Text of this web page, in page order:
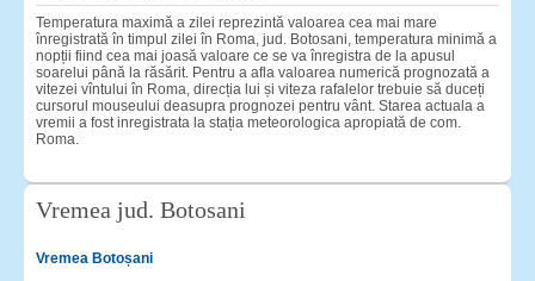
Temperatura maximă a zilei reprezintă valoarea cea mai mare
înregistrată în timpul zilei în Roma, jud. Botosani, temperatura minimă a
nopții fiind cea mai joasă valoare ce se va înregistra de la apusul
soarelui până la răsărit. Pentru a afla valoarea numerică prognozată a
vitezei vîntului în Roma, direcția lui și viteza rafalelor trebuie să duceți
cursorul mouseului deasupra prognozei pentru vânt. Starea actuala a
vremii a fost inregistrata la stația meteorologica apropiată de com.
Roma.
Vremea jud. Botosani
Vremea Botoșani